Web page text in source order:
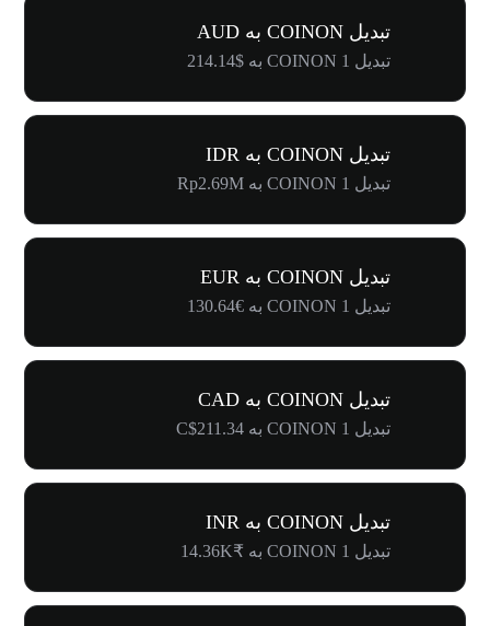
تبدیل COINON به AUD
تبدیل 1 COINON به $214.14
تبدیل COINON به IDR
تبدیل 1 COINON به Rp2.69M
تبدیل COINON به EUR
تبدیل 1 COINON به €130.64
تبدیل COINON به CAD
تبدیل 1 COINON به C$211.34
تبدیل COINON به INR
تبدیل 1 COINON به ₹14.36K